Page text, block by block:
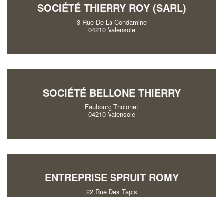
SOCIÉTÉ THIERRY ROY (SARL)
3 Rue De La Condamine
04210 Valensole
SOCIÉTÉ BELLONE THIERRY
Faubourg Tholonet
04210 Valensole
ENTREPRISE SPRUIT ROMY
22 Rue Des Tapis